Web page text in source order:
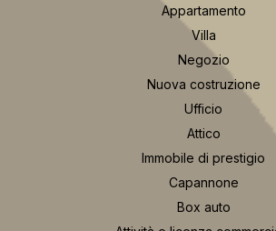
Appartamento
Villa
Negozio
Nuova costruzione
Ufficio
Attico
Immobile di prestigio
Capannone
Box auto